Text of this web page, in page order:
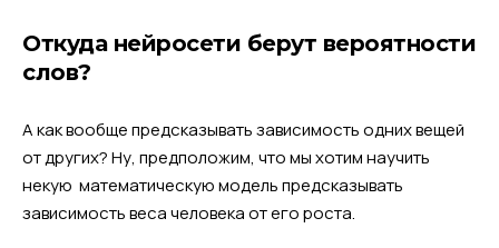
Откуда нейросети берут вероятности
слов?
А как вообще предсказывать зависимость одних вещей
от других? Ну, предположим, что мы хотим научить
некую математическую модель предсказывать
зависимость веса человека от его роста.